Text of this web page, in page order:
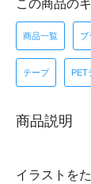
この商品の
商品一覧 ブ
テープ PET
商品説明
イラストを